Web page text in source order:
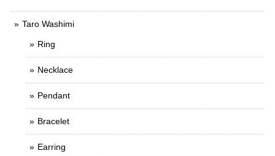
Taro Washimi
Ring
Necklace
Pendant
Bracelet
Earring